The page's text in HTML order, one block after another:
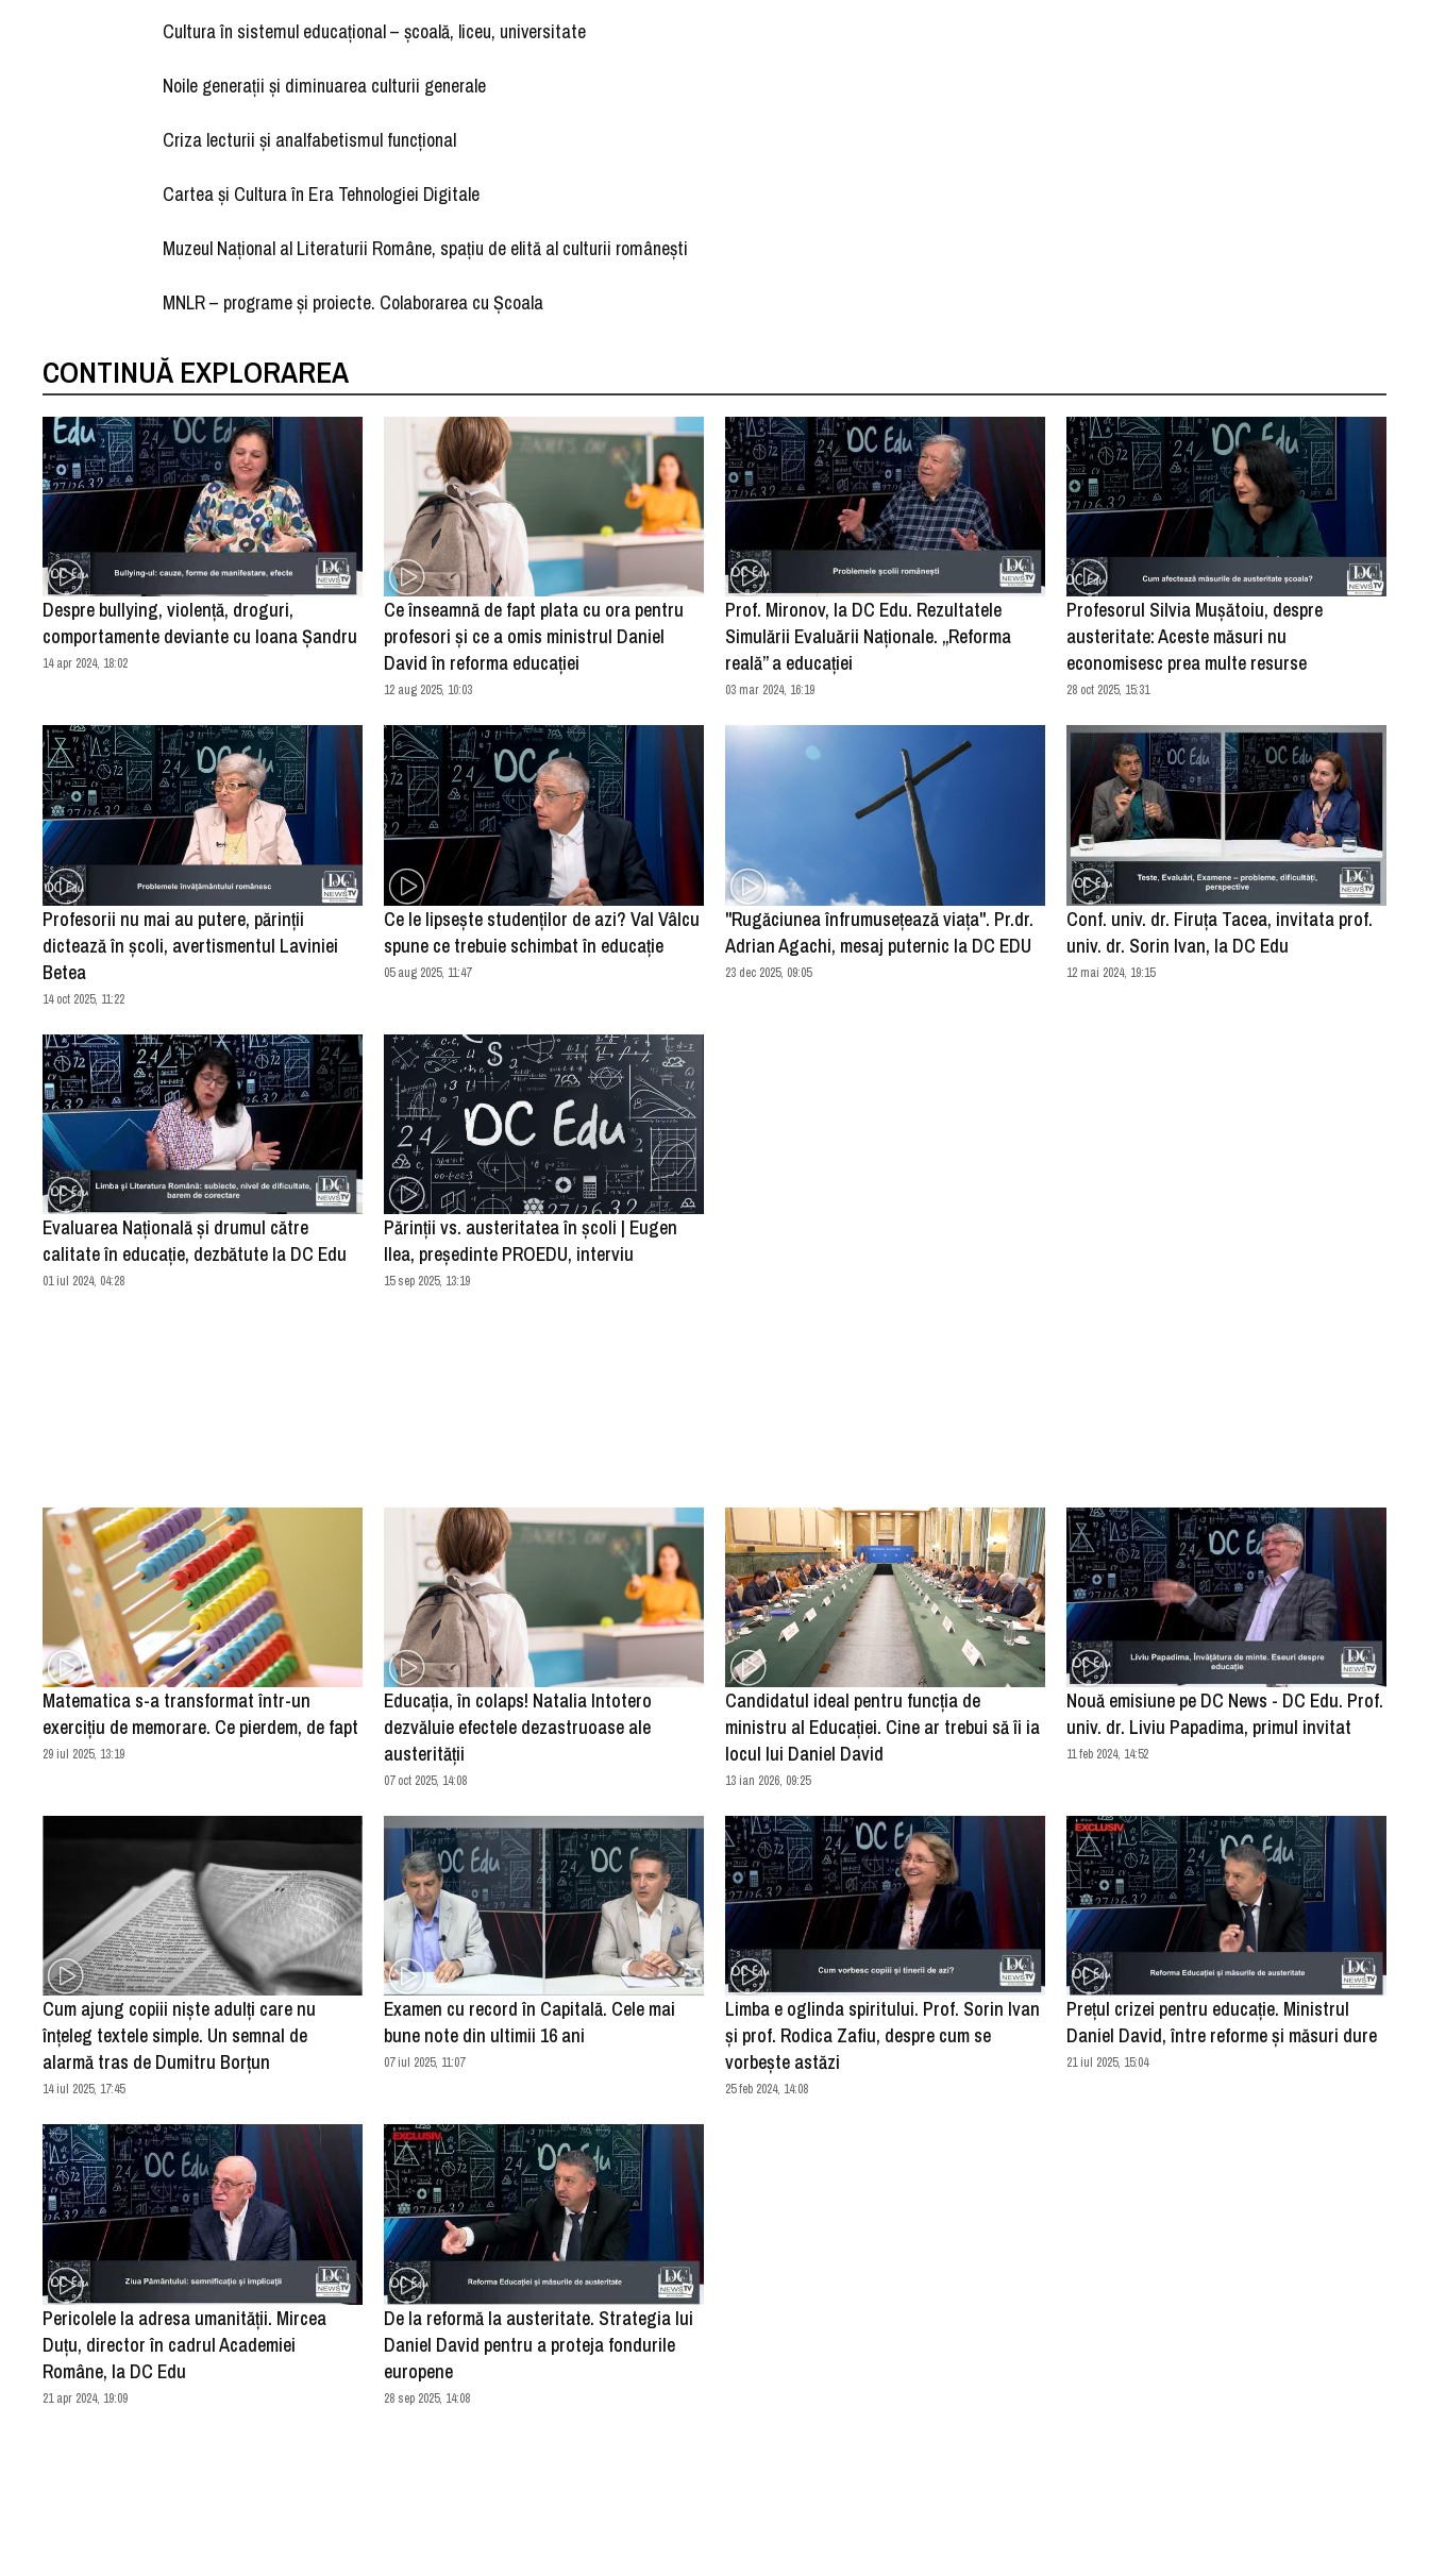
Cultura în sistemul educațional – școală, liceu, universitate
Noile generații și diminuarea culturii generale
Criza lecturii și analfabetismul funcțional
Cartea și Cultura în Era Tehnologiei Digitale
Muzeul Național al Literaturii Române, spațiu de elită al culturii românești
MNLR – programe și proiecte. Colaborarea cu Școala
CONTINUĂ EXPLORAREA
Despre bullying, violență, droguri,
comportamente deviante cu Ioana Șandru
14 apr 2024, 18:02
Ce înseamnă de fapt plata cu ora pentru
profesori și ce a omis ministrul Daniel
David în reforma educației
12 aug 2025, 10:03
Prof. Mironov, la DC Edu. Rezultatele
Simulării Evaluării Naționale. „Reforma
reală” a educației
03 mar 2024, 16:19
Profesorul Silvia Mușătoiu, despre
austeritate: Aceste măsuri nu
economisesc prea multe resurse
28 oct 2025, 15:31
Profesorii nu mai au putere, părinții
dictează în școli, avertismentul Laviniei
Betea
14 oct 2025, 11:22
Ce le lipsește studenților de azi? Val Vâlcu
spune ce trebuie schimbat în educație
05 aug 2025, 11:47
"Rugăciunea înfrumuseţează viaţa". Pr.dr.
Adrian Agachi, mesaj puternic la DC EDU
23 dec 2025, 09:05
Conf. univ. dr. Firuța Tacea, invitata prof.
univ. dr. Sorin Ivan, la DC Edu
12 mai 2024, 19:15
Evaluarea Națională și drumul către
calitate în educație, dezbătute la DC Edu
01 iul 2024, 04:28
Părinții vs. austeritatea în școli | Eugen
Ilea, președinte PROEDU, interviu
15 sep 2025, 13:19
Matematica s-a transformat într-un
exercițiu de memorare. Ce pierdem, de fapt
29 iul 2025, 13:19
Educația, în colaps! Natalia Intotero
dezvăluie efectele dezastruoase ale
austerității
07 oct 2025, 14:08
Candidatul ideal pentru funcţia de
ministru al Educaţiei. Cine ar trebui să îi ia
locul lui Daniel David
13 ian 2026, 09:25
Nouă emisiune pe DC News - DC Edu. Prof.
univ. dr. Liviu Papadima, primul invitat
11 feb 2024, 14:52
Cum ajung copiii niște adulți care nu
înțeleg textele simple. Un semnal de
alarmă tras de Dumitru Borțun
14 iul 2025, 17:45
Examen cu record în Capitală. Cele mai
bune note din ultimii 16 ani
07 iul 2025, 11:07
Limba e oglinda spiritului. Prof. Sorin Ivan
și prof. Rodica Zafiu, despre cum se
vorbește astăzi
25 feb 2024, 14:08
Prețul crizei pentru educație. Ministrul
Daniel David, între reforme și măsuri dure
21 iul 2025, 15:04
Pericolele la adresa umanității. Mircea
Duțu, director în cadrul Academiei
Române, la DC Edu
21 apr 2024, 19:09
De la reformă la austeritate. Strategia lui
Daniel David pentru a proteja fondurile
europene
28 sep 2025, 14:08